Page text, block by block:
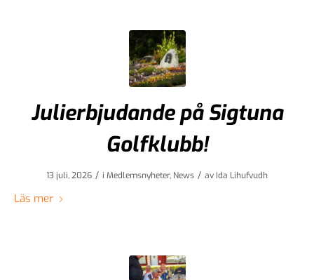
Julierbjudande på Sigtuna
Golfklubb!
13 juli, 2026 / i Medlemsnyheter, News / av Ida Lihufvudh
Läs mer